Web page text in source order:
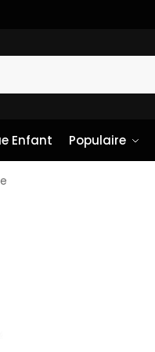
Enfant Populaire